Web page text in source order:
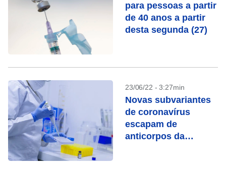
para pessoas a partir
de 40 anos a partir
desta segunda (27)
23/06/22 - 3:27min
Novas subvariantes
de coronavírus
escapam de
anticorpos da